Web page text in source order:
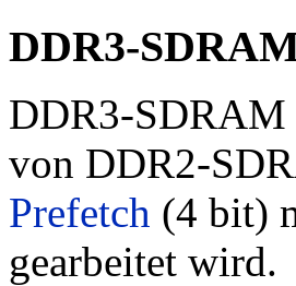
DDR3-
DDR3-SDRAM
von DDR2-
Prefetch (4 bit)
gearbeitet wird.